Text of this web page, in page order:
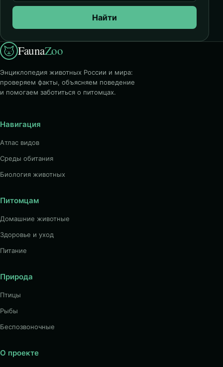
Найти
FaunaZoo
Энциклопедия животных России и мира:
проверяем факты, объясняем поведение
и помогаем заботиться о питомцах.
Навигация
Атлас видов
Среды обитания
Биология животных
Питомцам
Домашние животные
Здоровье и уход
Питание
Природа
Птицы
Рыбы
Беспозвоночные
О проекте